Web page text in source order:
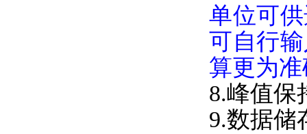
单位可
可自行
算更为
8.峰值保
9.数据储